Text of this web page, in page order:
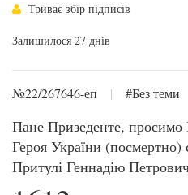
Триває збір підписів
Залишилося 27 днів
№22/267646-еп | #Без теми
Пане Призеденте, просимо
Героя України
Притулі Геннадію